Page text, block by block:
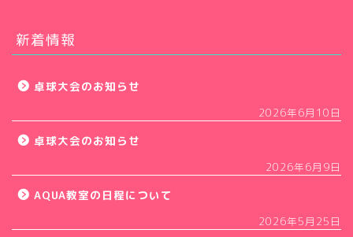
新着情報
卓球大会のお知らせ
2026年6月10日
卓球大会のお知らせ
2026年6月9日
AQUA教室の日程について
2026年5月25日